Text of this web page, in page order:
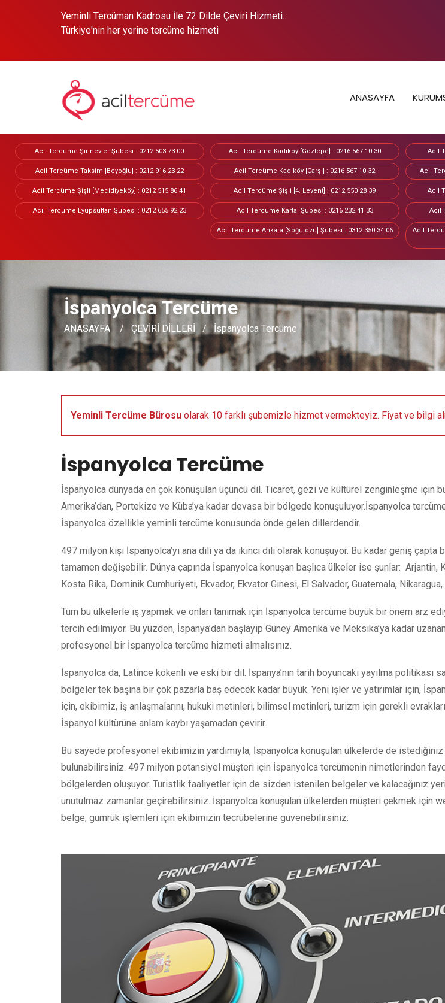
Yeminli Tercüman Kadrosu İle 72 Dilde Çeviri Hizmeti...
Türkiye'nin her yerine tercüme hizmeti
ANASAYFA
Acil Tercüme Şirinevler Şubesi : 0212 503 73 00 Acil Tercüme Kadıköy [Göztepe] : 0216 567 10 30 Acil
Acil Tercüme Taksim [Beyoğlu] : 0212 916 23 22 Acil Tercüme Kadıköy [Çarşı] : 0216 567 10 32 Acil
Acil Tercüme Şişli [Mecidiyeköy] : 0212 515 86 41 Acil Tercüme Şişli [4. Levent] : 0212 550 28 39 Acil
Acil Tercüme Eyüpsultan Şubesi : 0212 655 92 23 Acil Tercüme Kartal Şubesi : 0216 232 41 33 Acil
Acil Tercüme Ankara [Söğütözü] Şubesi : 0312 350 34 06
Acil
İspanyolca Tercüme
ANASAYFA ÇEVİRİ DİLLERİ İspanyolca Tercüme
Yeminli Tercüme Bürosu olarak 10 farklı şubemizle hizmet vermekteyiz. Fiyat ve bilgi
İspanyolca Tercüme
İspanyolca dünyada en çok konuşulan üçüncü dil. Ticaret, gezi ve kültürel zenginleşme için
Amerika’dan, Portekize ve Küba’ya kadar devasa bir bölgede konuşuluyor.İspanyolca
İspanyolca özellikle yeminli tercüme konusunda önde gelen dillerdendir.
497 milyon kişi İspanyolca’yı ana dili ya da ikinci dili olarak konuşuyor. Bu kadar geniş
tamamen değişebilir. Dünya çapında İspanyolca konuşan başlıca ülkeler ise şunlar:
Kosta Rika‎, Dominik Cumhuriyeti, Ekvador, Ekvator Ginesi, El Salvador‎, Guatemala‎,
Tüm bu ülkelerle iş yapmak ve onları tanımak için İspanyolca tercüme büyük bir önem arz
tercih edilmiyor. Bu yüzden, İspanya’dan başlayıp Güney Amerika ve Meksika’ya kadar
profesyonel bir İspanyolca tercüme hizmeti almalısınız.
İspanyolca da, Latince kökenli ve eski bir dil. İspanya’nın tarih boyuncaki yayılma
bölgeler tek başına bir çok pazarla baş edecek kadar büyük. Yeni işler ve yatırımlar için,
için, ekibimiz, iş anlaşmalarını, hukuki metinleri, bilimsel metinleri, turizm için gerekli
İspanyol kültürüne anlam kaybı yaşamadan çevirir.
Bu sayede profesyonel ekibimizin yardımıyla, İspanyolca konuşulan ülkelerde de
bulunabilirsiniz. 497 milyon potansiyel müşteri için İspanyolca tercümenin nimetlerinden
bölgelerden oluşuyor. Turistlik faaliyetler için de sizden istenilen belgeler ve kalacağınız
unutulmaz zamanlar geçirebilirsiniz. İspanyolca konuşulan ülkelerden müşteri çekmek için
belge, gümrük işlemleri için ekibimizin tecrübelerine güvenebilirsiniz.